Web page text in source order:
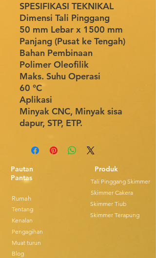
SPESIFIKASI TEKNIKAL
Dimensi Tali Pinggang
50 mm Lebar x 1500 mm
Panjang (Pusat ke Tengah)
Bahan Pembinaan
Polimer Oleofilik
Maks. Suhu Operasi
60 °C
Aplikasi
Minyak CNC, Minyak sisa
dapur, STP, ETP.
Pautan
Pantas
Rumah
Tentang
Kenalan
Pengagihan
Muat turun
Blog
Produk
Tali Pinggang Skimmer
Skimmer Cakera
Skimmer Tiub
Skimmer Terapung